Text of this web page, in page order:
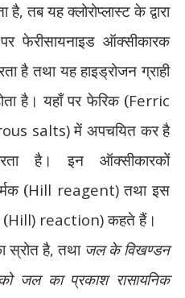
है,तब यह क्लोरोप्लास्ट के द्वारा
फेरीसायनाइड ऑक्सीकारक
है तथा यह हाइड्रोजन ग्राही
है। यहाँ पर फेरिक (Ferric
salts)में अपचयित कर है
है। इन ऑक्सीकारकों
(Hill reagent)तथा इस
(Hill) reaction)कहते हैं।
स्रोत है,तथा जल के विखण्डन
जल का प्रकाश रासायनिक